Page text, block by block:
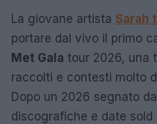
La giovane artista Sarah
portare dal vivo il primo
Met Gala tour 2026, una
raccolti e contesti molto
Dopo un 2026 segnato
discografiche e date sold